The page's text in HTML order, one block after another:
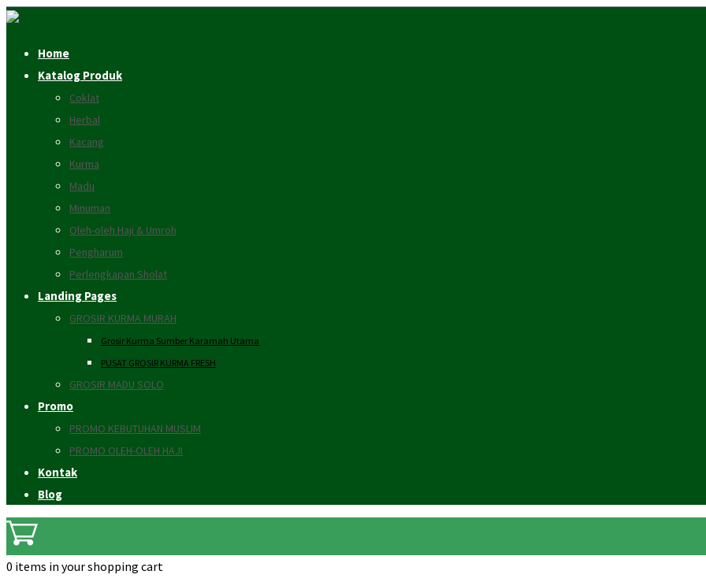
Home
Katalog Produk
Coklat
Herbal
Kacang
Kurma
Madu
Minuman
Oleh-oleh Haji & Umroh
Pengharum
Perlengkapan Sholat
Landing Pages
GROSIR KURMA MURAH
Grosir Kurma Sumber Karamah Utama
PUSAT GROSIR KURMA FRESH
GROSIR MADU SOLO
Promo
PROMO KEBUTUHAN MUSLIM
PROMO OLEH-OLEH HAJI
Kontak
Blog
0 items in your shopping cart